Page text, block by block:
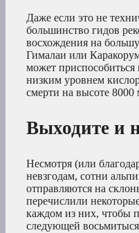
Даже если это не
большинство гидов
восхождения на
Гималаи или
может
низким уровнем
смерти на высоте 8000
Выходите и
Несмотря (или
невзгодам, сотни
отправляются на
перечислили
каждом из них, чтобы
следующей